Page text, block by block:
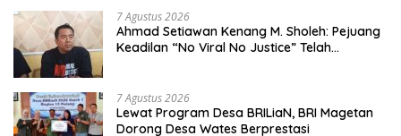
7 Agustus 2026
Ahmad Setiawan Kenang M. Sholeh: Pejuang
Keadilan “No Viral No Justice” Telah
7 Agustus 2026
Lewat Program Desa BRILiaN, BRI Magetan
Dorong Desa Wates Berprestasi